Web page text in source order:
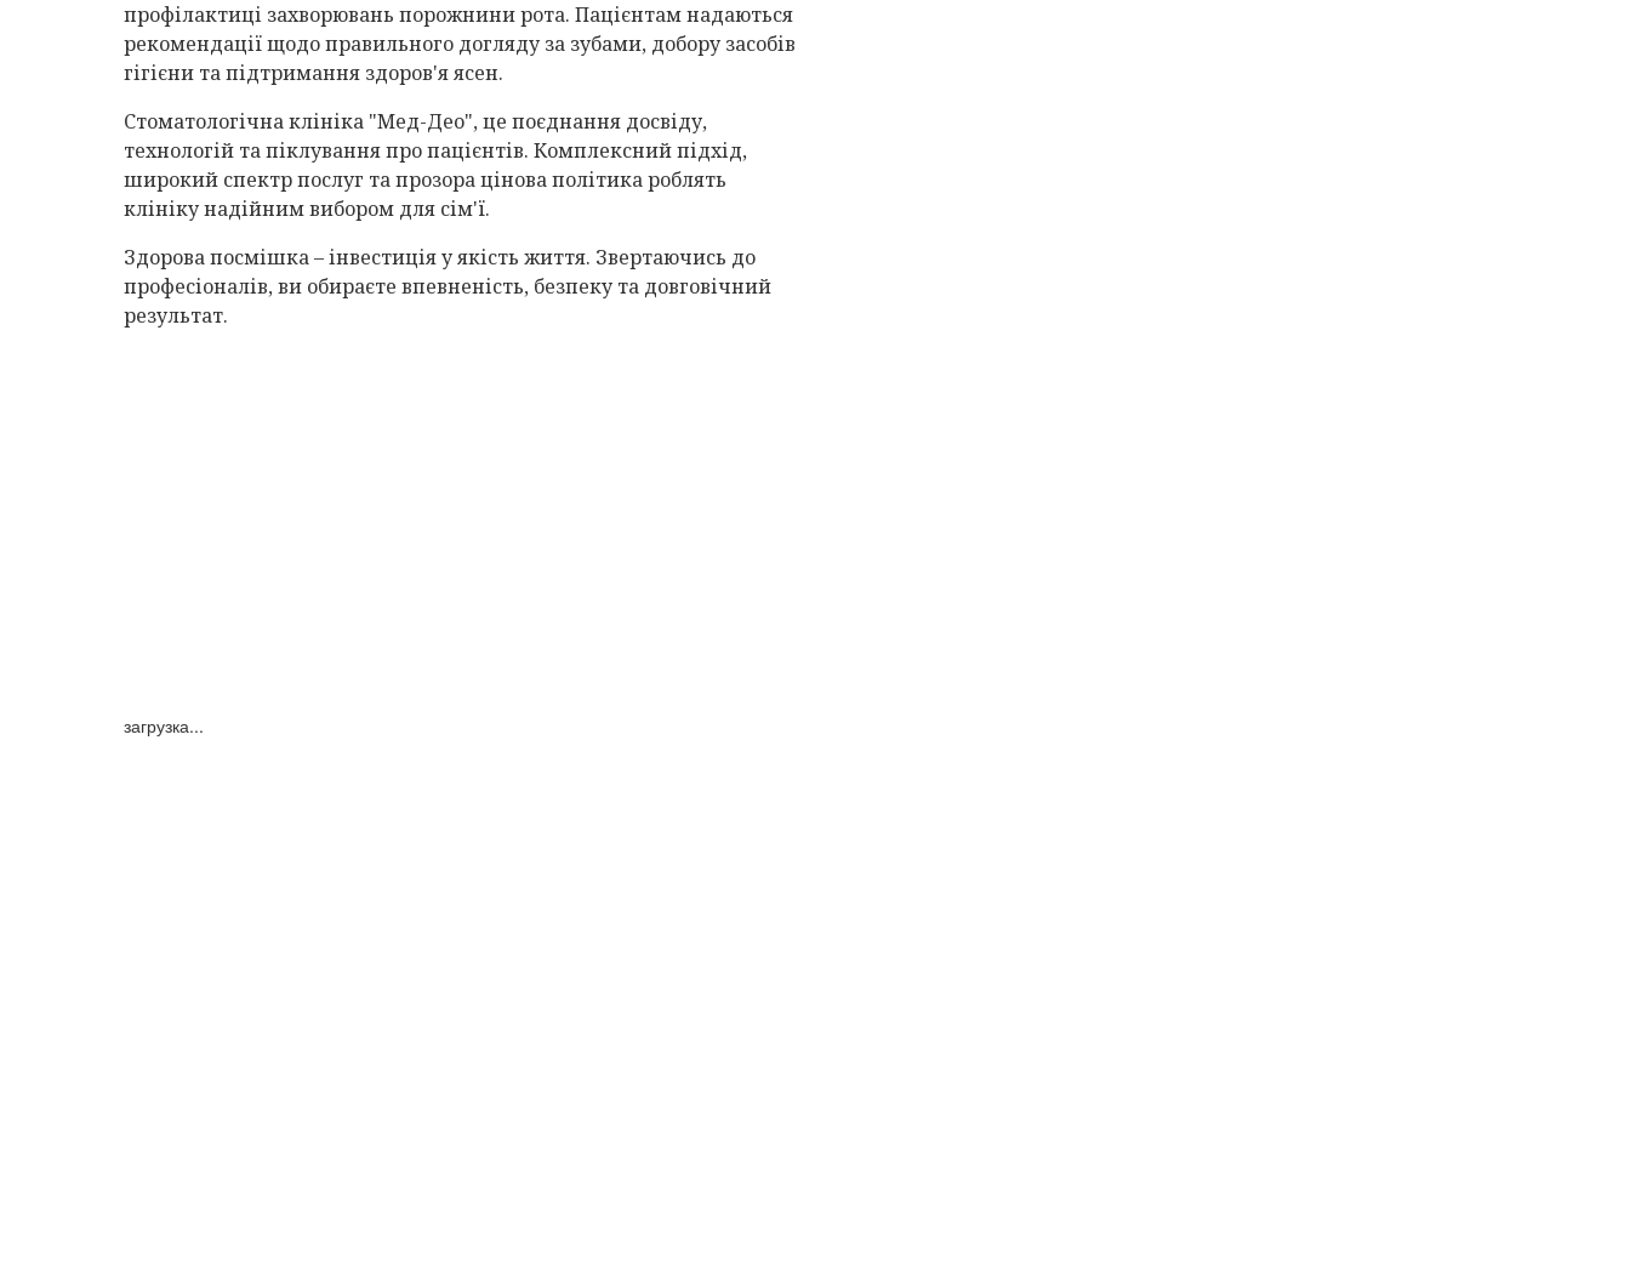
профілактиці захворювань порожнини рота. Пацієнтам надаються
рекомендації щодо правильного догляду за зубами, добору засобів
гігієни та підтримання здоров'я ясен.
Стоматологічна клініка "Мед-Део", це поєднання досвіду,
технологій та піклування про пацієнтів. Комплексний підхід,
широкий спектр послуг та прозора цінова політика роблять
клініку надійним вибором для сім'ї.
Здорова посмішка – інвестиція у якість життя. Звертаючись до
професіоналів, ви обираєте впевненість, безпеку та довговічний
результат.
загрузка...